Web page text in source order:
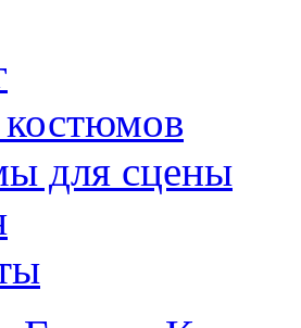
для сцены